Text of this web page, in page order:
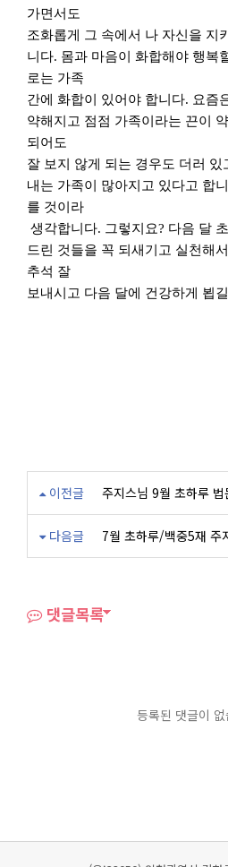
가면서도
조화롭게 그 속에서 나 자신을 지
니다. 몸과 마음이 화합해야 행복
로는 가족
간에 화합이 있어야 합니다. 요즘
약해지고 점점 가족이라는 끈이
되어도
잘 보지 않게 되는 경우도 더러 있
내는 가족이 많아지고 있다고 합
를 것이라
생각합니다. 그렇지요? 다음 달
드린 것들을 꼭 되새기고 실천해
추석 잘
보내시고 다음 달에 건강하게 뵙
이전글 주지스님 9월 초하루 법
다음글 7월 초하루/백중5재 주
댓글목록
등록된 댓글이